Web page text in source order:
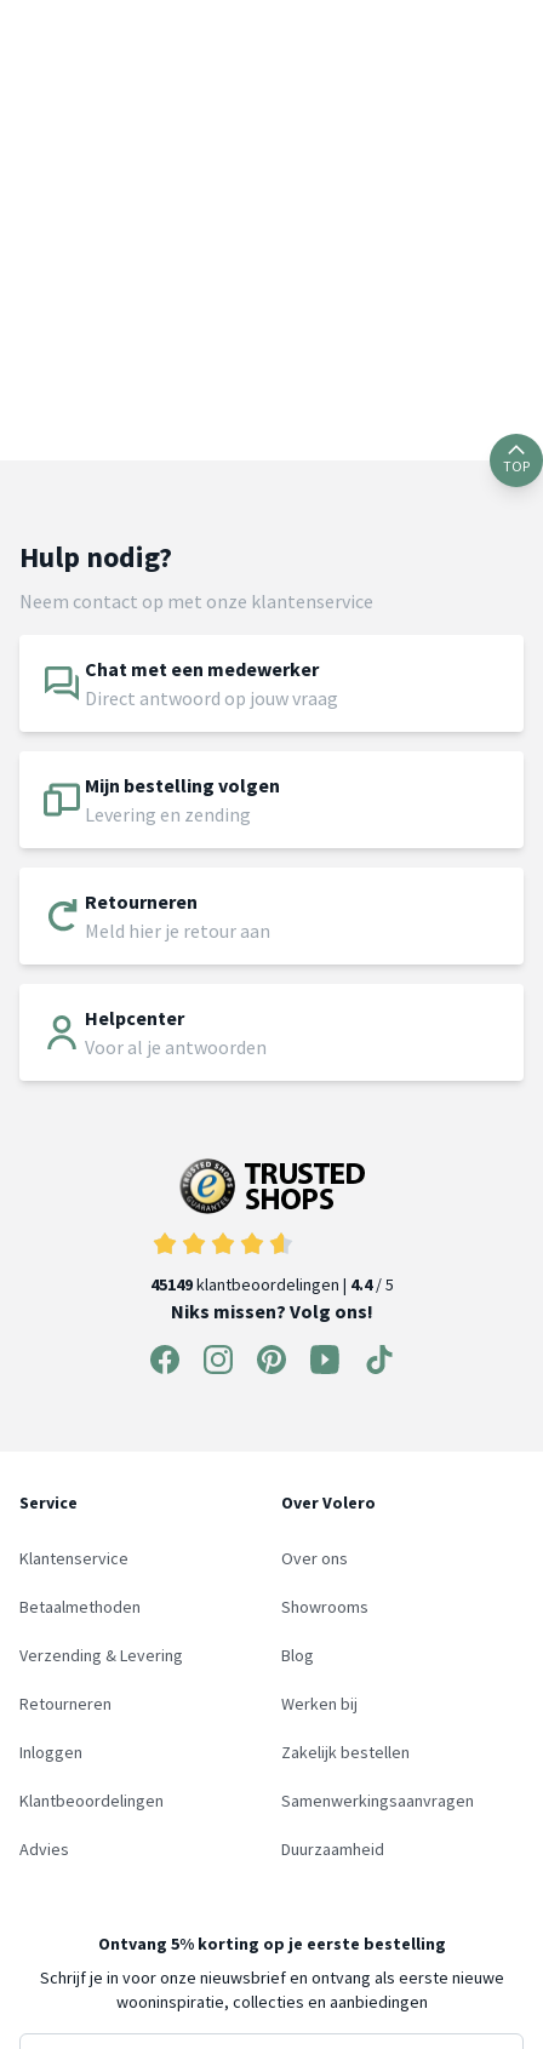
TOP
Hulp nodig?
Neem contact op met onze klantenservice
Chat met een medewerker
Direct antwoord op jouw vraag
Mijn bestelling volgen
Levering en zending
Retourneren
Meld hier je retour aan
Helpcenter
Voor al je antwoorden
45149klantbeoordelingen | 4.4/ 5
Niks missen? Volg ons!
Service
Klantenservice
Betaalmethoden
Verzending & Levering
Retourneren
Inloggen
Klantbeoordelingen
Advies
Over Volero
Over ons
Showrooms
Blog
Werken bij
Zakelijk bestellen
Samenwerkingsaanvragen
Duurzaamheid
Ontvang 5% korting op je eerste bestelling
Schrijf je in voor onze nieuwsbrief en ontvang als eerste nieuwe
wooninspiratie, collecties en aanbiedingen